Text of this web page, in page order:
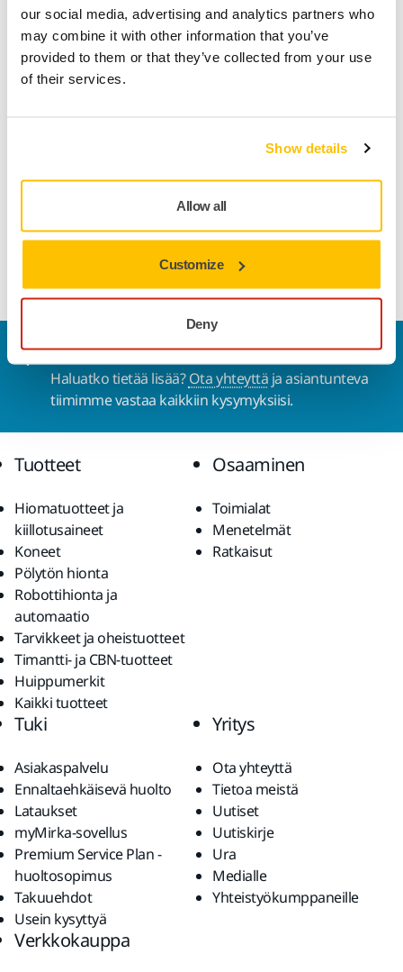
our social media, advertising and analytics partners who
may combine it with other information that you’ve
provided to them or that they’ve collected from your use
of their services.
Show details
Allow all
Customize
Deny
Toimituksen seuranta
Tee palautus helposti osoitteessa www.mirka.com/fi-
fi/tuki/palautuslomake/
Tekniset tiedot
Lataukset
Pehmeä hiomasieni puulle,maaleille, metallille, lasikuidulle
ja komposiiteille. Sopii kuiva ja märkä hionnalle.
Ota yhteyttä
Haluatko tietää lisää?Ota yhteyttä ja asiantunteva
tiimimme vastaa kaikkiin kysymyksiisi.
Tuotteet
Hiomatuotteet ja
kiillotusaineet
Koneet
Pölytön hionta
Robottihionta ja
automaatio
Tarvikkeet ja oheistuotteet
Timantti- ja CBN-tuotteet
Huippumerkit
Kaikki tuotteet
Osaaminen
Toimialat
Menetelmät
Ratkaisut
Tuki
Asiakaspalvelu
Ennaltaehkäisevä huolto
Lataukset
myMirka-sovellus
Premium Service Plan -
huoltosopimus
Takuuehdot
Usein kysyttyä
Yritys
Ota yhteyttä
Tietoa meistä
Uutiset
Uutiskirje
Ura
Medialle
Yhteistyökumppaneille
Verkkokauppa